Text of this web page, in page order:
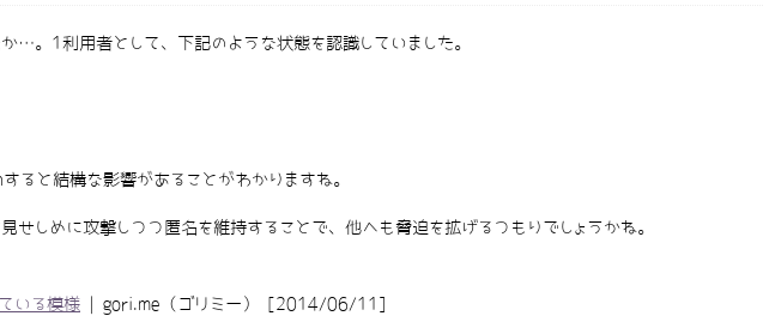
…。1利用者として、下記のような状態を認識していました。
と結構な影響があることがわかりますね。
しめに攻撃しつつ匿名を維持することで、他へも脅迫を拡げるつもりでしょうかね。
いる模様 | gori.me（ゴリミー） [2014/06/11]